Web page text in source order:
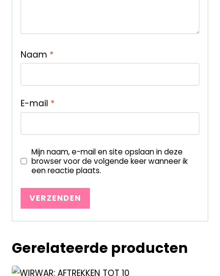
Naam *
E-mail *
Mijn naam, e-mail en site opslaan in deze
browser voor de volgende keer wanneer ik
een reactie plaats.
Gerelateerde producten